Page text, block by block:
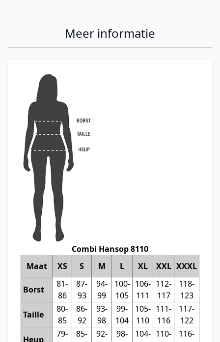
Meer informatie
Combi Hansop 8110
Maat
XS S M L XL XXL XXXL
Borst
81-
86
87-
93
94-
99
100-
105
106-
111
112-
117
118-
123
Taille
80-
85
86-
92
93-
98
99-
104
105-
110
111-
116
117-
122
Heup
79-
85-
92-
98-
104- 110-
116-